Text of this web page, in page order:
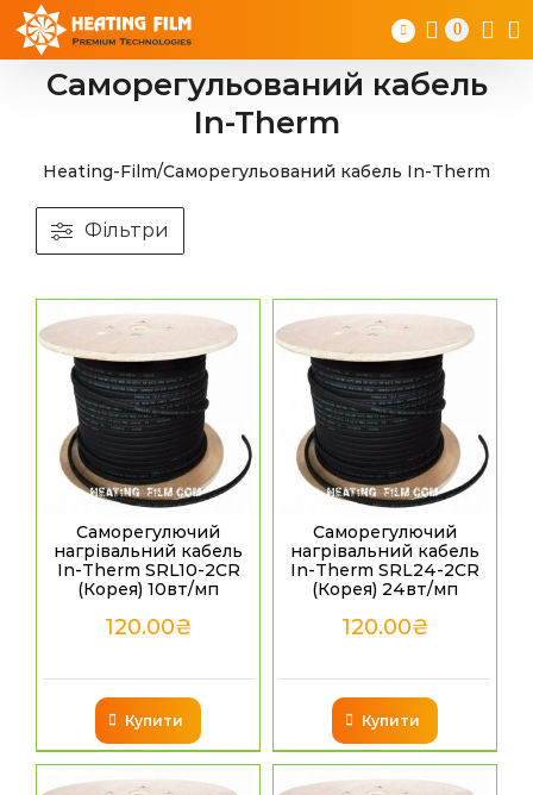
Skip
content
0
Саморегульований кабель
In-Therm
Heating-Film/Саморегульований кабель In-Therm
Саморегулючий
нагрівальний кабель
In-Therm SRL10-2CR
(Корея) 10вт/мп
120.00₴
Купити
Саморегулючий
нагрівальний кабель
In-Therm SRL24-2CR
(Корея) 24вт/мп
120.00₴
Купити
Фільтри